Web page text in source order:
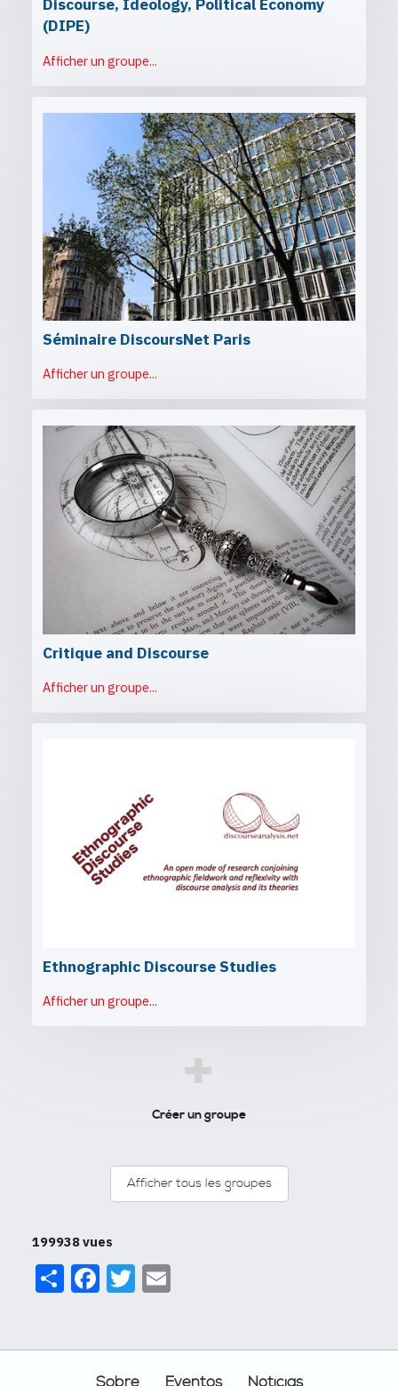
Discourse, Ideology, Political Economy
(DIPE)
Afficher un groupe...
Séminaire DiscoursNet Paris
Afficher un groupe...
Critique and Discourse
Afficher un groupe...
Ethnographic Discourse Studies
Afficher un groupe...
+
Créer un groupe
Afficher tous les groupes
199938 vues
ShareFacebook
Twitter